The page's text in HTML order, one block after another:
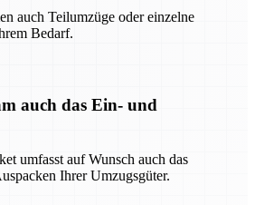
auch Teilumzüge oder einzelne
Bedarf.
auch das Ein- und
umfasst auf Wunsch auch das
Ihrer Umzugsgüter.